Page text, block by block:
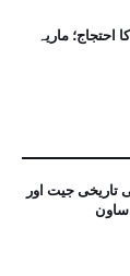
احتجاج؛ ماریہ
تاریخی جیت اور
ساون